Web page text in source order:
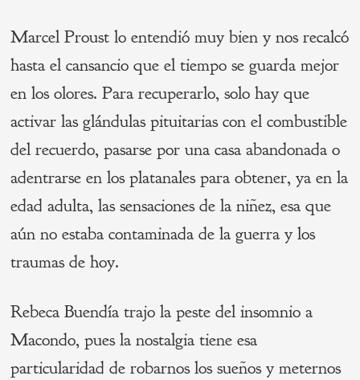
Marcel Proust lo entendió muy bien y nos recalcó
hasta el cansancio que el tiempo se guarda mejor
en los olores. Para recuperarlo, solo hay que
activar las glándulas pituitarias con el combustible
del recuerdo, pasarse por una casa abandonada o
adentrarse en los platanales para obtener, ya en la
edad adulta, las sensaciones de la niñez, esa que
aún no estaba contaminada de la guerra y los
traumas de hoy.
Rebeca Buendía trajo la peste del insomnio a
Macondo, pues la nostalgia tiene esa
particularidad de robarnos los sueños y meternos